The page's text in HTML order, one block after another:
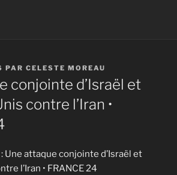
PAR CELESTE MOREAU
conjointe d’Israël et
contre l’Iran •
Une attaque conjointe d’Israël et
l’Iran • FRANCE 24